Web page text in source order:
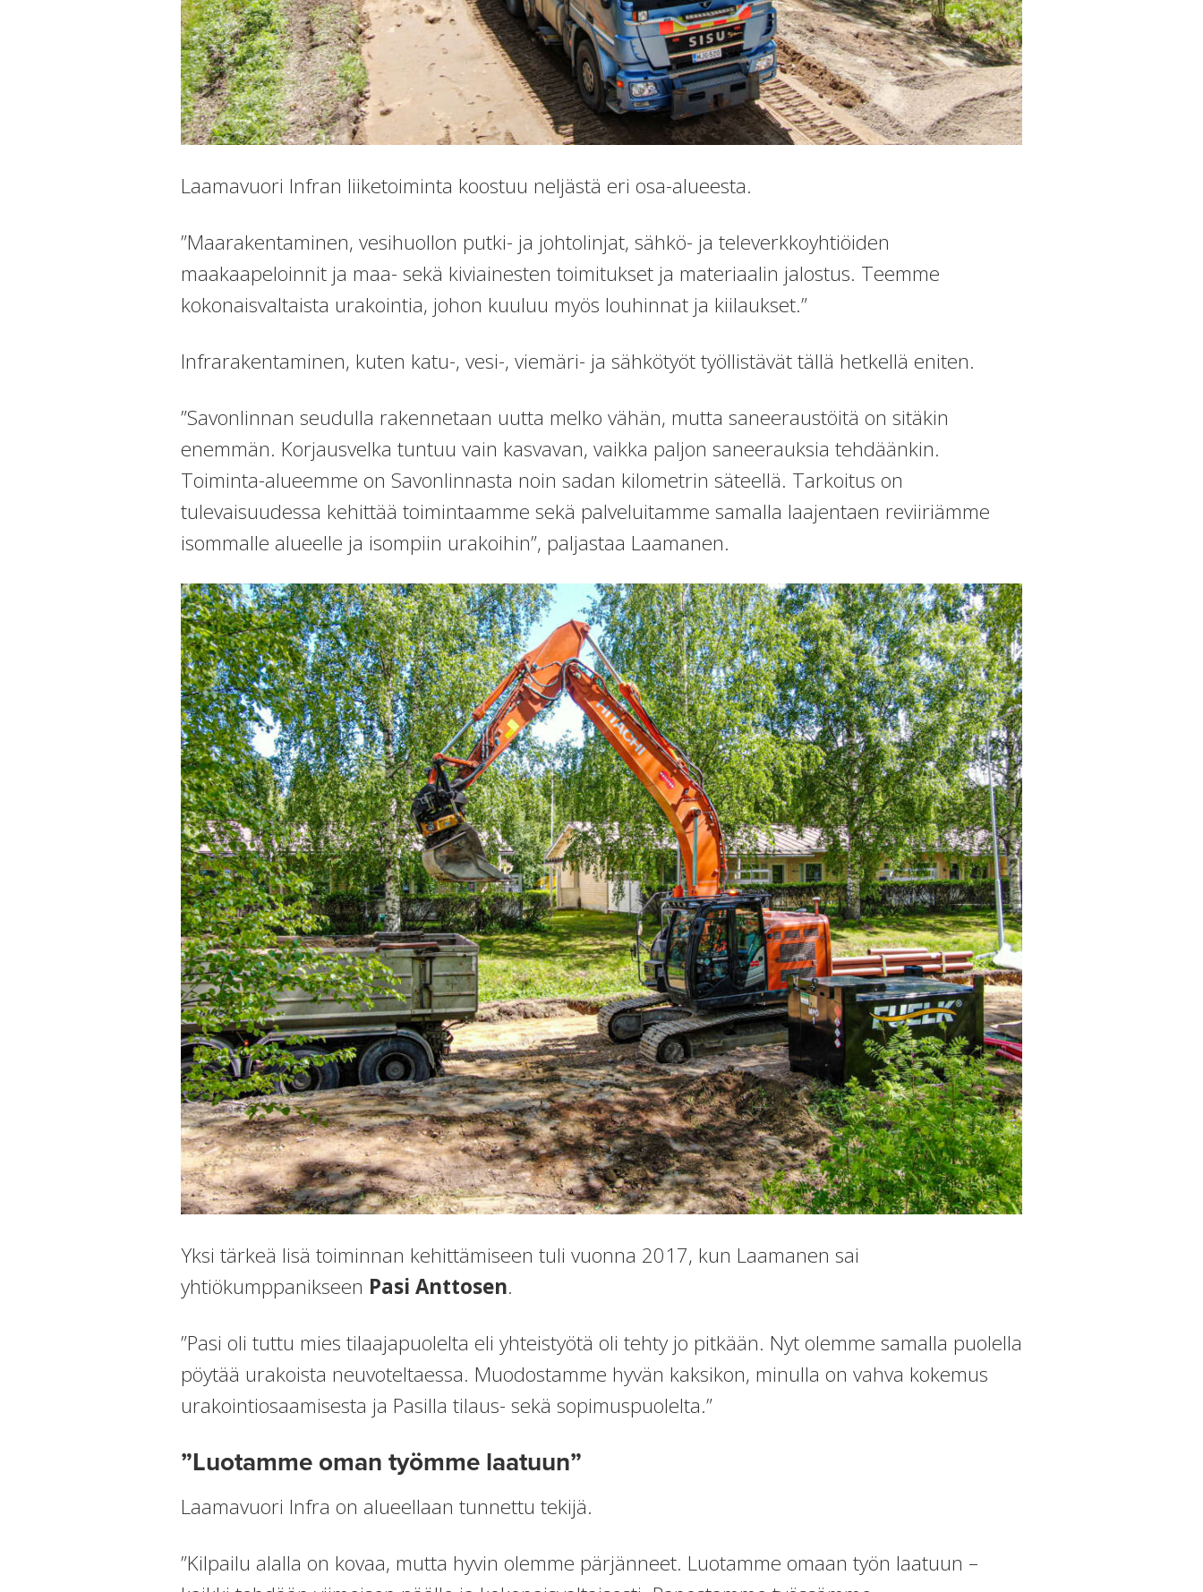
Laamavuori Infran liiketoiminta koostuu neljästä eri osa-alueesta.
”Maarakentaminen, vesihuollon putki- ja johtolinjat, sähkö- ja televerkkoyhtiöiden
maakaapeloinnit ja maa- sekä kiviainesten toimitukset ja materiaalin jalostus. Teemme
kokonaisvaltaista urakointia, johon kuuluu myös louhinnat ja kiilaukset.”
Infrarakentaminen, kuten katu-, vesi-, viemäri- ja sähkötyöt työllistävät tällä hetkellä eniten.
”Savonlinnan seudulla rakennetaan uutta melko vähän, mutta saneeraustöitä on sitäkin
enemmän. Korjausvelka tuntuu vain kasvavan, vaikka paljon saneerauksia tehdäänkin.
Toiminta-alueemme on Savonlinnasta noin sadan kilometrin säteellä. Tarkoitus on
tulevaisuudessa kehittää toimintaamme sekä palveluitamme samalla laajentaen reviiriämme
isommalle alueelle ja isompiin urakoihin”, paljastaa Laamanen.
Yksi tärkeä lisä toiminnan kehittämiseen tuli vuonna 2017, kun Laamanen sai
yhtiökumppanikseen Pasi Anttosen.
”Pasi oli tuttu mies tilaajapuolelta eli yhteistyötä oli tehty jo pitkään. Nyt olemme samalla puolella
pöytää urakoista neuvoteltaessa. Muodostamme hyvän kaksikon, minulla on vahva kokemus
urakointiosaamisesta ja Pasilla tilaus- sekä sopimuspuolelta.”
”Luotamme oman työmme laatuun”
Laamavuori Infra on alueellaan tunnettu tekijä.
”Kilpailu alalla on kovaa, mutta hyvin olemme pärjänneet. Luotamme omaan työn laatuun –